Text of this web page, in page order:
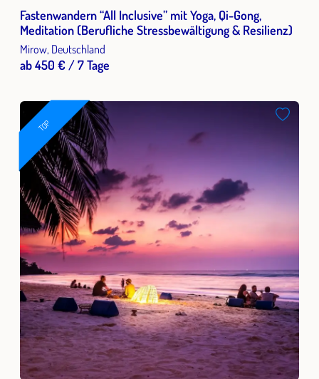
Fastenwandern “All Inclusive” mit Yoga, Qi-Gong,
Meditation (Berufliche Stressbewältigung & Resilienz)
Mirow, Deutschland
ab 450 € / 7 Tage
TOP